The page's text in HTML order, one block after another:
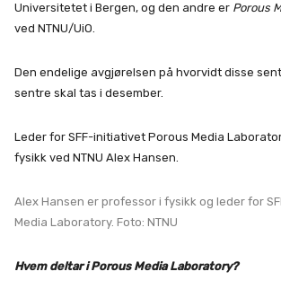
Universitetet i Bergen, og den andre er Porous
ved NTNU/UiO.
Den endelige avgjørelsen på hvorvidt disse
sentre skal tas i desember.
Leder for SFF-initiativet Porous Media
fysikk ved NTNU Alex Hansen.
Alex Hansen er professor i fysikk og leder for
Media Laboratory. Foto: NTNU
Hvem deltar i Porous Media Laboratory?